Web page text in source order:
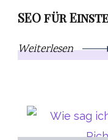
SEO für
Weiterlesen